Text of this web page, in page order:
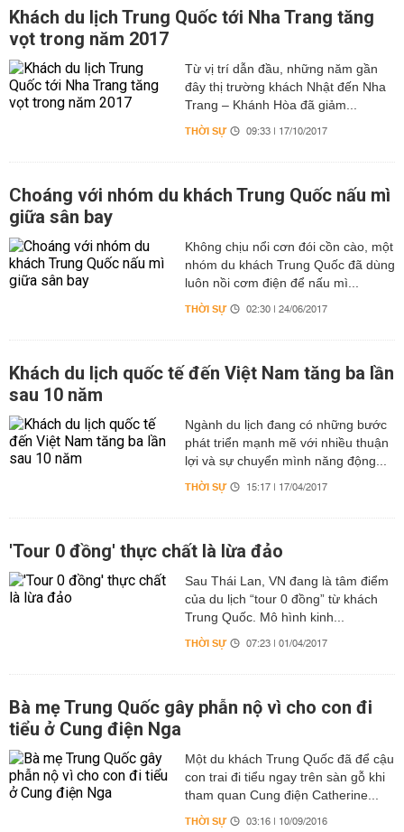
Khách du lịch Trung Quốc tới Nha Trang tăng
vọt trong năm 2017
Từ vị trí dẫn đầu, những năm gần
đây thị trường khách Nhật đến Nha
Trang – Khánh Hòa đã giảm...
THỜI SỰ 09:33 | 17/10/2017
Choáng với nhóm du khách Trung Quốc nấu mì
giữa sân bay
Không chịu nổi cơn đói cồn cào, một
nhóm du khách Trung Quốc đã dùng
luôn nồi cơm điện để nấu mì...
THỜI SỰ 02:30 | 24/06/2017
Khách du lịch quốc tế đến Việt Nam tăng ba lần
sau 10 năm
Ngành du lịch đang có những bước
phát triển mạnh mẽ với nhiều thuận
lợi và sự chuyển mình năng động...
THỜI SỰ 15:17 | 17/04/2017
'Tour 0 đồng' thực chất là lừa đảo
Sau Thái Lan, VN đang là tâm điểm
của du lịch “tour 0 đồng” từ khách
Trung Quốc. Mô hình kinh...
THỜI SỰ 07:23 | 01/04/2017
Bà mẹ Trung Quốc gây phẫn nộ vì cho con đi
tiểu ở Cung điện Nga
Một du khách Trung Quốc đã để cậu
con trai đi tiểu ngay trên sàn gỗ khi
tham quan Cung điện Catherine...
THỜI SỰ 03:16 | 10/09/2016